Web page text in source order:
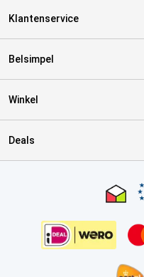
Klantenservice
Belsimpel
Winkel
Deals